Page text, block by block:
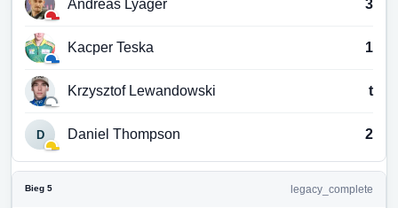
Andreas Lyager 3
Kacper Teska 1
Krzysztof Lewandowski t
D Daniel Thompson 2
Bieg 5 legacy_complete